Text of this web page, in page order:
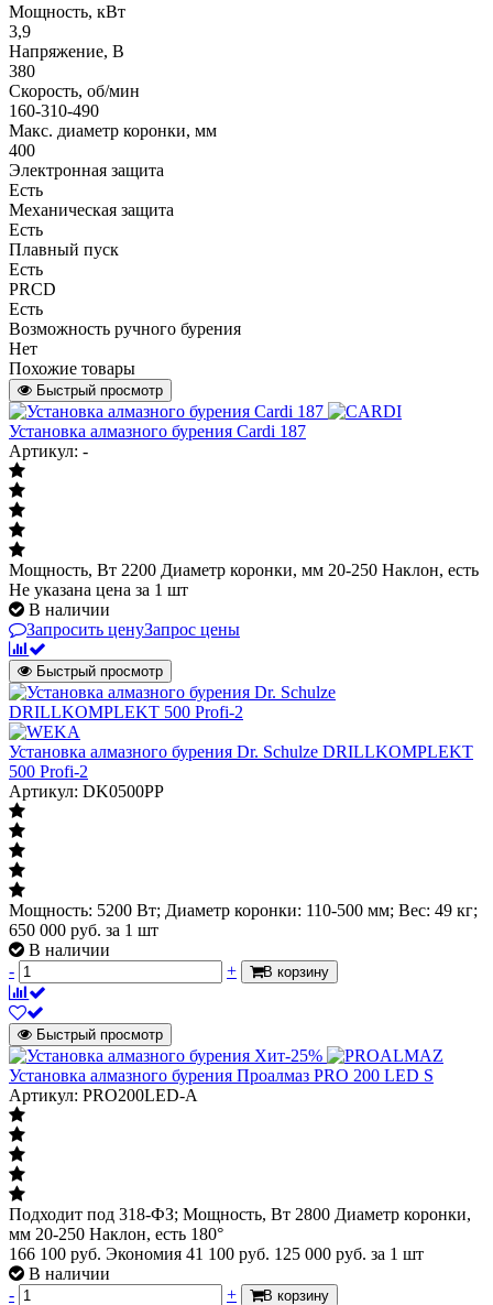
Мощность, кВт
3,9
Напряжение, В
380
Скорость, об/мин
160-310-490
Макс. диаметр коронки, мм
400
Электронная защита
Есть
Механическая защита
Есть
Плавный пуск
Есть
PRCD
Есть
Возможность ручного бурения
Нет
Похожие товары
Быстрый просмотр
Установка алмазного бурения Cardi 187
Артикул: -
Мощность, Вт 2200 Диаметр коронки, мм 20-250 Наклон, есть
Не указана цена за 1 шт
В наличии
Запросить ценуЗапрос цены
Быстрый просмотр
Установка алмазного бурения Dr. Schulze DRILLKOMPLEKT
500 Profi-2
Артикул: DK0500PP
Мощность: 5200 Вт; Диаметр коронки: 110-500 мм; Вес: 49 кг;
650 000 руб. за 1 шт
В наличии
-
+ В корзину
Быстрый просмотр
Хит-25%
Установка алмазного бурения Проалмаз PRO 200 LED S
Артикул: PRO200LED-A
Подходит под 318-ФЗ; Мощность, Вт 2800 Диаметр коронки,
мм 20-250 Наклон, есть 180°
166 100 руб. Экономия 41 100 руб. 125 000 руб. за 1 шт
В наличии
-
+ В корзину